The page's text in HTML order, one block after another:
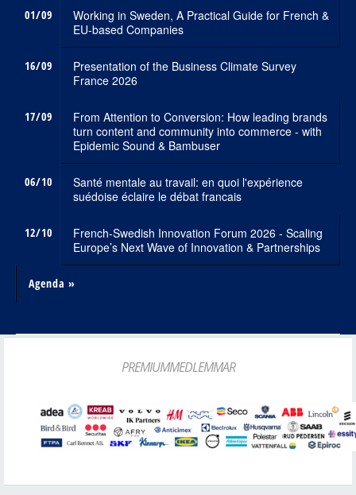
01/09
Working in Sweden, A Practical Guide for French &
EU-based Companies
16/09
Presentation of the Business Climate Survey
France 2026
17/09
From Attention to Conversion: How leading brands
turn content and community into commerce - with
Epidemic Sound & Bambuser
06/10
Santé mentale au travail: en quoi l'expérience
suédoise éclaire le débat francais
12/10
French-Swedish Innovation Forum 2026 - Scaling
Europe’s Next Wave of Innovation & Partnerships
Agenda »
PREMIUMMEDLEMMAR